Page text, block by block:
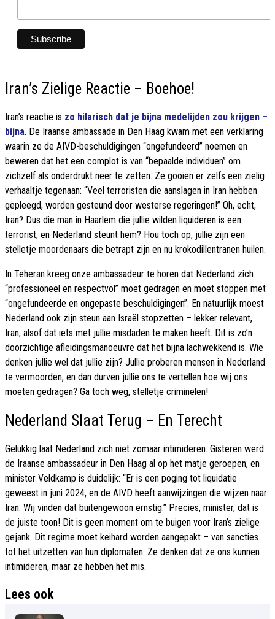
Iran’s Zielige Reactie – Boehoe!
Iran’s reactie is zo hilarisch dat je bijna medelijden zou krijgen –
bijna. De Iraanse ambassade in Den Haag kwam met een verklaring
waarin ze de AIVD-beschuldigingen “ongefundeerd” noemen en
beweren dat het een complot is van “bepaalde individuen” om
zichzelf als onderdrukt neer te zetten. Ze gooien er zelfs een zielig
verhaaltje tegenaan: “Veel terroristen die aanslagen in Iran hebben
gepleegd, worden gesteund door westerse regeringen!” Oh, echt,
Iran? Dus die man in Haarlem die jullie wilden liquideren is een
terrorist, en Nederland steunt hem? Hou toch op, jullie zijn een
stelletje moordenaars die betrapt zijn en nu krokodillentranen huilen.
In Teheran kreeg onze ambassadeur te horen dat Nederland zich
“professioneel en respectvol” moet gedragen en moet stoppen met
“ongefundeerde en ongepaste beschuldigingen”. En natuurlijk moest
Nederland ook zijn steun aan Israël stopzetten – lekker relevant,
Iran, alsof dat iets met jullie misdaden te maken heeft. Dit is zo’n
doorzichtige afleidingsmanoeuvre dat het bijna lachwekkend is. Wie
denken jullie wel dat jullie zijn? Jullie proberen mensen in Nederland
te vermoorden, en dan durven jullie ons te vertellen hoe wij ons
moeten gedragen? Ga toch weg, stelletje criminelen!
Nederland Slaat Terug – En Terecht
Gelukkig laat Nederland zich niet zomaar intimideren. Gisteren werd
de Iraanse ambassadeur in Den Haag al op het matje geroepen, en
minister Veldkamp is duidelijk: “Er is een poging tot liquidatie
geweest in juni 2024, en de AIVD heeft aanwijzingen die wijzen naar
Iran. Wij vinden dat buitengewoon ernstig.” Precies, minister, dat is
de juiste toon! Dit is geen moment om te buigen voor Iran’s zielige
gejank. Dit regime moet keihard worden aangepakt – van sancties
tot het uitzetten van hun diplomaten. Ze denken dat ze ons kunnen
intimideren, maar ze hebben het mis.
Lees ook